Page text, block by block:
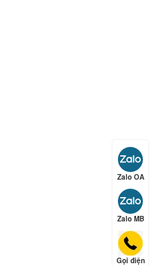
Zalo OA
Zalo MB
Gọi điện